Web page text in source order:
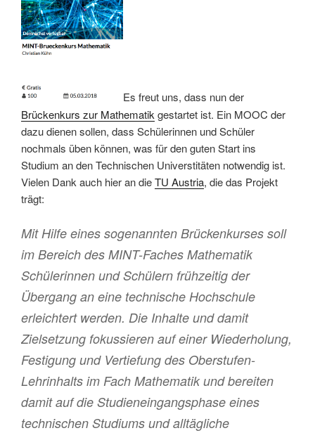
Es freut uns, dass nun der
Brückenkurs zur Mathematik gestartet ist. Ein MOOC der
dazu dienen sollen, dass Schülerinnen und Schüler
nochmals üben können, was für den guten Start ins
Studium an den Technischen Universtitäten notwendig ist.
Vielen Dank auch hier an dieTU Austria, die das Projekt
trägt:
Mit Hilfe eines sogenannten Brückenkurses soll
im Bereich des MINT-Faches Mathematik
Schülerinnen und Schülern frühzeitig der
Übergang an eine technische Hochschule
erleichtert werden. Die Inhalte und damit
Zielsetzung fokussieren auf einer Wiederholung,
Festigung und Vertiefung des Oberstufen-
Lehrinhalts im Fach Mathematik und bereiten
damit auf die Studieneingangsphase eines
technischen Studiums und alltägliche